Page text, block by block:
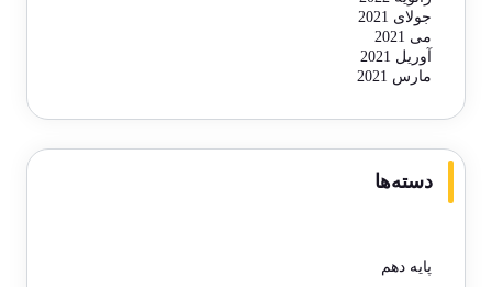
جولای 2021
می 2021
آوریل 2021
مارس 2021
دسته‌ها
پایه دهم